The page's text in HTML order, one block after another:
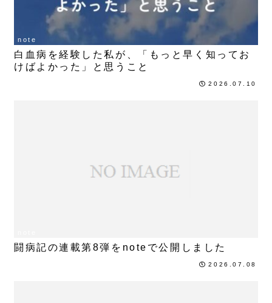
note
白血病を経験した私が、「もっと早く知ってお
けばよかった」と思うこと
2026.07.10
闘病記の連載第8弾をnoteで公開しました
2026.07.08